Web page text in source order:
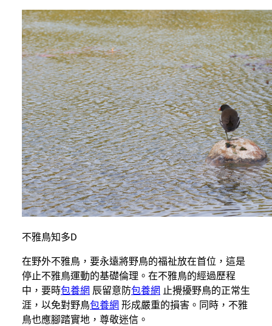
不雅鳥知多D
在野外不雅鳥，要永遠將野鳥的福祉放在首位，這是
停止不雅鳥運動的基礎倫理。在不雅鳥的經過歷程
中，要時包養網 辰留意防包養網 止攪擾野鳥的正常生
涯，以免對野鳥包養網 形成嚴重的損害。同時，不雅
鳥也應腳踏實地，尊敬迷信。